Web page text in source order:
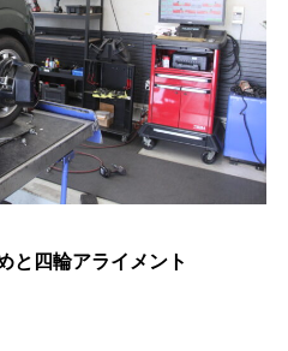
と四輪アライメント